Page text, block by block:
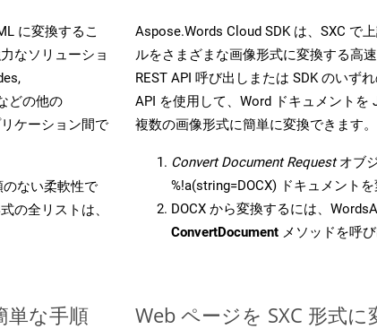
に変換するこ
なソリューショ
どの他の
ケーション間で
ない柔軟性で
の全リストは、
Aspose.Words Cloud SDK は、SXC で
ルをさまざまな画像形式に変換する高
REST API 呼び出しまたは SDK のいず
API を使用して、Word ドキュメントを
複数の画像形式に簡単に変換できます。
Convert Document Requestオブ
%!a(string=DOCX) ドキュメント
DOCX から変換するには、
ConvertDocument メソッドを呼
単な手順 Web ページを SXC 形式